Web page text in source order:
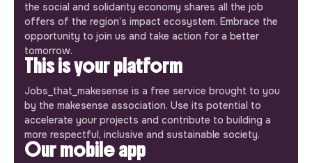
the social and solidarity economy shares all the job
offers of the region’s impact ecosystem. Embrace the
opportunity to join us and take action for a better
tomorrow.
This is your platform
Jobs_that_makesense is a free service brought to you
by the makesense association. Use its potential to
accelerate your projects and contribute to building a
more respectful, inclusive and sustainable society.
Our mobile app